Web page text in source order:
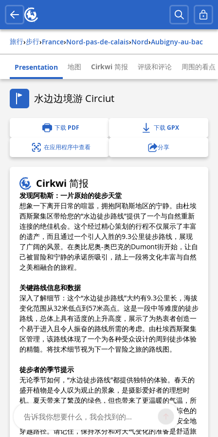
旅行› 步行› france› nord-pas-de-calais› nord› aubigny-au-bac
Presentation 地图 Cirkwi 简报 评级和评论 周围的看点
水边边境游 Circiut
下载 PDF 下载 GPX
在应用程序中查看 分享
Cirkwi 简报
发现阿勒斯：一片原始的徒步天堂
想象一下离开日常的喧嚣，拥抱阿勒斯地区的宁静。由杜埃
西斯聚集区带给您的“水边徒步路线”提供了一个与自然重新
连接的绝佳机会。这个经过精心策划的行程不仅展示了丰富
的遗产，而且通过一个引人入胜的9.3公里徒步路线，展现
了广阔的风景。在奥比尼奥-奥巴克的Dumont街开始，让自
己被冒险和宁静的承诺所吸引，踏上一段将文化丰富与自然
之美相融合的旅程。
关键路线信息和数据
深入了解细节：这个“水边徒步路线”大约有9.3公里长，海拔
变化范围从32米低点到57米高点。这是一段中等难度的徒步
路线，总体上具有适度的上升高度，展示了为热衷者创造一
个易于进入且令人振奋的路线所需的考虑。由杜埃西斯聚集
区管理，该路线体现了一个为各种受众设计的周到徒步体验
的精髓。将技术细节视为下一个冒险之旅的路线图。
徒步者的季节提示
无论季节如何，“水边徒步路线”都提供独特的体验。春天的
盛开植物是令人叹为观止的景象，是摄影爱好者的理想时
机。夏天带来了繁茂的绿色，但也带来了更温暖的气温，所
以早起是明智的选择。秋天将景观变成了一幅橙色和棕色的
画布，非常适合欣赏轻松的徒步。冬天穿上防滑靴，安全地
穿越路径。请记住，保持水分和对天气变化的准备是舒适旅
告诉我你想要什么，我会找到的...